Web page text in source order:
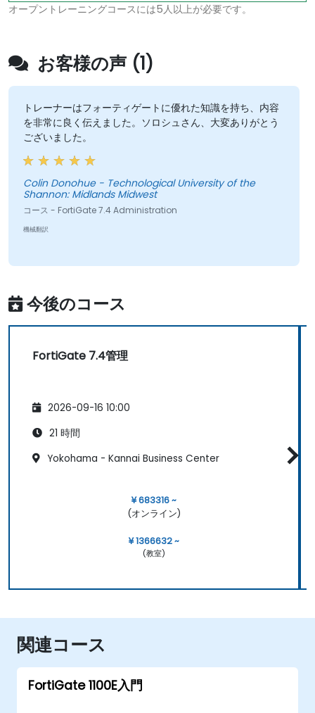
オープントレーニングコースには5人以上が必要です。
お客様の声 (1)
トレーナーはフォーティゲートに優れた知識を持ち、内容
を非常に良く伝えました。ソロシュさん、大変ありがとう
ございました。
Colin Donohue - Technological University of the
Shannon: Midlands Midwest
コース - FortiGate 7.4 Administration
機械翻訳
今後のコース
FortiGate 7.4管理
2026-09-16 10:00
21 時間
Yokohama - Kannai Business Center
¥ 683316 ~
(オンライン)
¥ 1366632 ~
(教室)
関連コース
FortiGate 1100E入門